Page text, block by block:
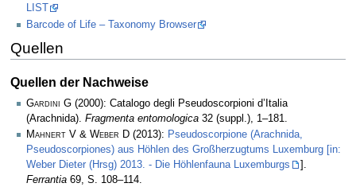
LIST
Barcode of Life – Taxonomy Browser
Quellen
Quellen der Nachweise
Gardini G (2000): Catalogo degli Pseudoscorpioni d’Italia
(Arachnida). Fragmenta entomologica 32 (suppl.), 1–181.
Mahnert V & Weber D (2013): Pseudoscorpione (Arachnida,
Pseudoscorpiones) aus Höhlen des Großherzugtums Luxemburg [in:
Weber Dieter (Hrsg) 2013. - Die Höhlenfauna Luxemburgs
].
Ferrantia 69, S. 108–114.